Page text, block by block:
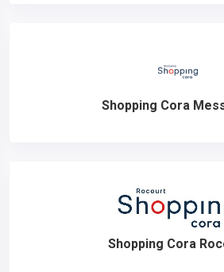
Shopping Cora
Shopping Cora